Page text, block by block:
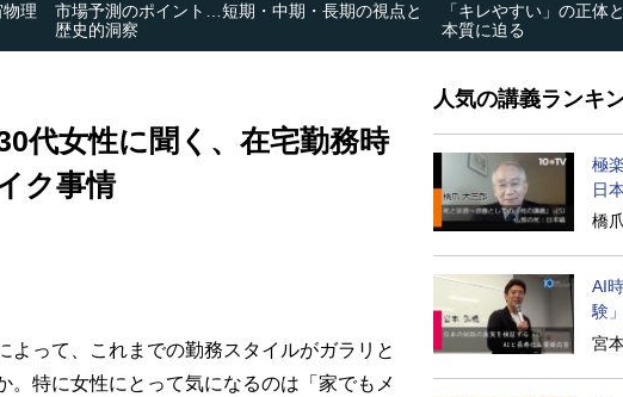
理
市場予測のポイント…短期・中期・長期の視点と
歴史的洞察
「キレやすい」の正
本質に迫る
代女性に聞く、在宅勤務時
ク事情
って、これまでの勤務スタイルがガラリと
。特に女性にとって気になるのは「家でもメ
人気の講義ランキ
極
日
え
橋
AI
験
経
宮